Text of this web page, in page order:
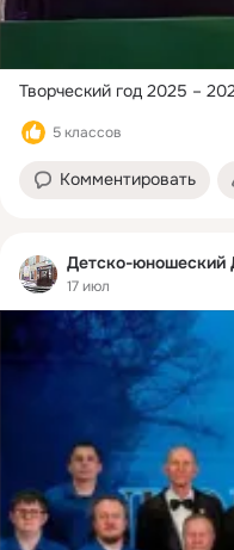
Творческий год 2025 –
5 классов
Комментировать
Детско-юношеский
17 июл